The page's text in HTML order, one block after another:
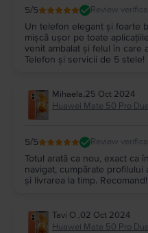
5/5 Review
Un telefon elegant și foarte
mișcă ușor pe toate
venit ambalat și felul în care
Telefon și servicii de 5 stele!
Mihaela,25 Oct 2024
Huawei Mate 50 Pro
5/5 Review
Totul arată ca nou, exact ca
navigat, cumpărate
și livrarea la timp. Recomand!
Tavi O.,02 Oct 2024
Huawei Mate 50 Pro